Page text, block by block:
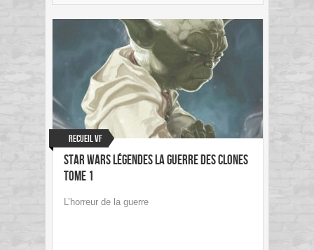
Recueil VF
Star Wars Légendes La Guerre des Clones
Tome 1
L’horreur de la guerre